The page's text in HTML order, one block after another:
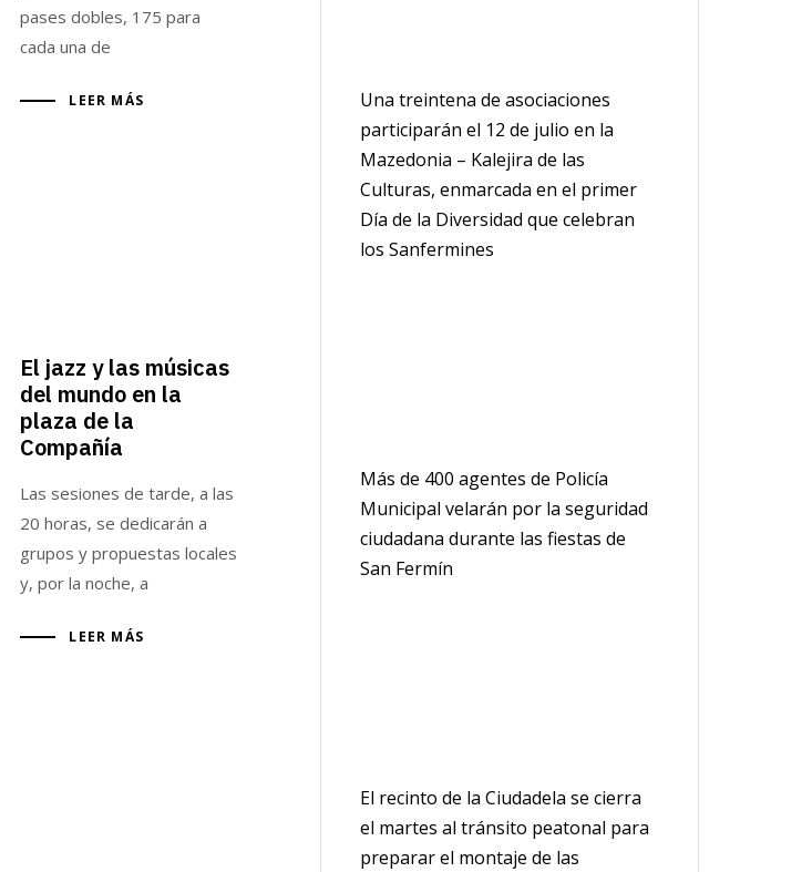
pases dobles, 175 para
cada una de
LEER MÁS
El jazz y las músicas
del mundo en la
plaza de la
Compañía
Las sesiones de tarde, a las
20 horas, se dedicarán a
grupos y propuestas locales
y, por la noche, a
LEER MÁS
Una treintena de asociaciones
participarán el 12 de julio en la
Mazedonia – Kalejira de las
Culturas, enmarcada en el primer
Día de la Diversidad que celebran
los Sanfermines
Más de 400 agentes de Policía
Municipal velarán por la seguridad
ciudadana durante las fiestas de
San Fermín
El recinto de la Ciudadela se cierra
el martes al tránsito peatonal para
preparar el montaje de las